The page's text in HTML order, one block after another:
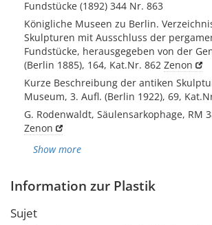
Fundstücke (1892) 344 Nr. 863
Königliche Museen zu Berlin.
Skulpturen mit Ausschluss der
Fundstücke, herausgegeben von der
(Berlin 1885), 164, Kat.Nr. 862 Zenon
Kurze Beschreibung der antiken
Museum, 3. Aufl. (Berlin 1922), 69,
G. Rodenwaldt, Säulensarkophage, RM
Zenon
Show more
Information zur Plastik
Sujet